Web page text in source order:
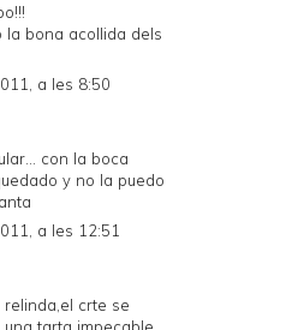
la bona acollida dels
a les 8:50
con la boca
y no la puedo
a les 12:51
crte se
tarta impecable.